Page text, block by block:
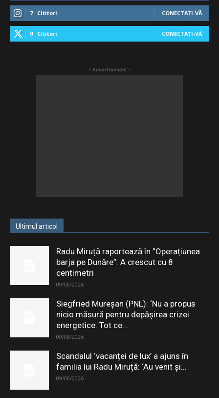
7 Cititori CONECTAȚI-VĂ
0 Cititori CONECTAȚI-VĂ
- Advertisement -
Ultimul articol
Radu Miruță raportează în ”Operațiunea
barja pe Dunăre”: A crescut cu 8
centimetri
09/08/2026
Siegfried Mureșan (PNL): ‘Nu a propus
nicio măsură pentru depăşirea crizei
energetice. Tot ce...
09/08/2026
Scandalul ‘vacanței de lux’ a ajuns în
familia lui Radu Miruță: ‘Au venit și...
09/08/2026